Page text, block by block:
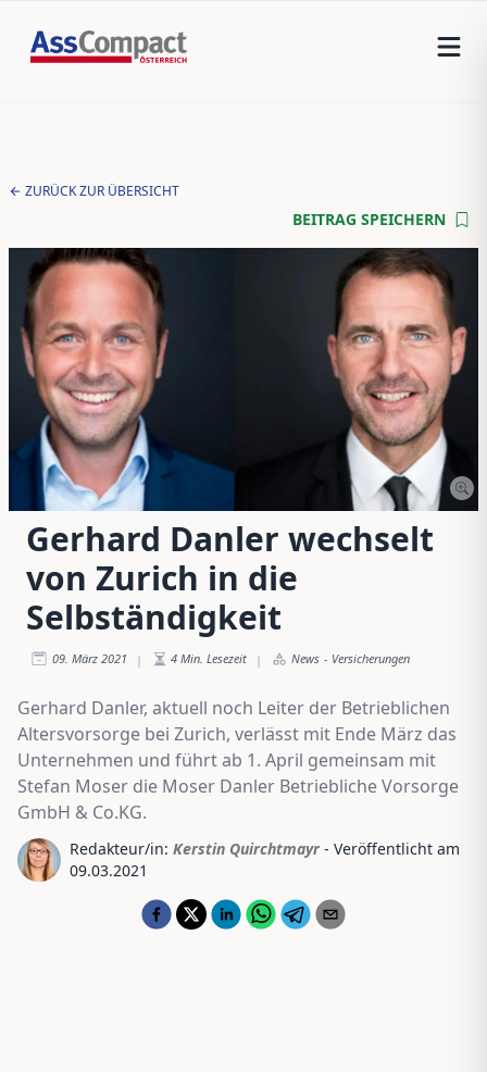
ZURÜCK ZUR ÜBERSICHT
BEITRAG SPEICHERN
Gerhard Danler wechselt
von Zurich in die
Selbständigkeit
09. März 2021 | 4 Min. Lesezeit | News - Versicherungen
Gerhard Danler, aktuell noch Leiter der Betrieblichen
Altersvorsorge bei Zurich, verlässt mit Ende März das
Unternehmen und führt ab 1. April gemeinsam mit
Stefan Moser die Moser Danler Betriebliche Vorsorge
GmbH & Co.KG.
Redakteur/in: Kerstin Quirchtmayr - Veröffentlicht am
09.03.2021